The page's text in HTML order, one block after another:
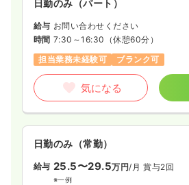
日勤のみ（パート）
給与 お問い合わせください
時間 7:30～16:30 （休憩60分）
担当業務未経験可
ブランク可
気になる
日勤のみ（常勤）
給与 25.5〜29.5万円/月 賞与2回
※一例